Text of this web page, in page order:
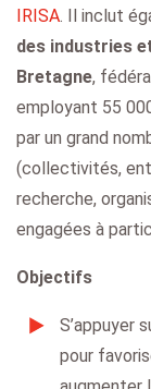
IRISA. Il inclut
des industries
Bretagne,
employant 55
par un grand
(collectivités,
recherche,
engagées à
Objectifs
S’appuyer
pour